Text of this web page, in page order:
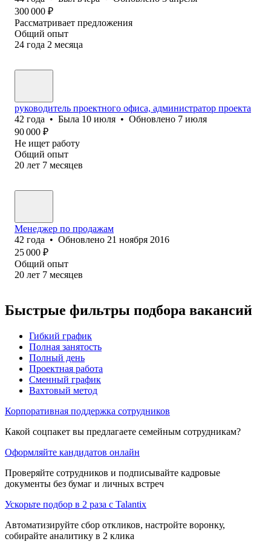
300 000 ₽
Рассматривает предложения
Общий опыт
24 года 2 месяца
руководитель проектного офиса, администратор проекта
42 года • Была 10 июля • Обновлено 7 июля
90 000 ₽
Не ищет работу
Общий опыт
20 лет 7 месяцев
Менеджер по продажам
42 года • Обновлено 21 ноября 2016
25 000 ₽
Общий опыт
20 лет 7 месяцев
Быстрые фильтры подбора вакансий
Гибкий график
Полная занятость
Полный день
Проектная работа
Сменный график
Вахтовый метод
Корпоративная поддержка сотрудников
Какой соцпакет вы предлагаете семейным сотрудникам?
Оформляйте кандидатов онлайн
Проверяйте сотрудников и подписывайте кадровые
документы без бумаг и личных встреч
Ускорьте подбор в 2 раза с Talantix
Автоматизируйте сбор откликов, настройте воронку,
собирайте аналитику в 2 клика